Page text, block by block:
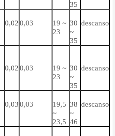
35
0,02 0,03
19 ~
23
30
~
35
descanso
0,02 0,03
19 ~
23
30
~
35
descanso
0,03 0,03
19,5
~
23,5
38
~
46
descanso